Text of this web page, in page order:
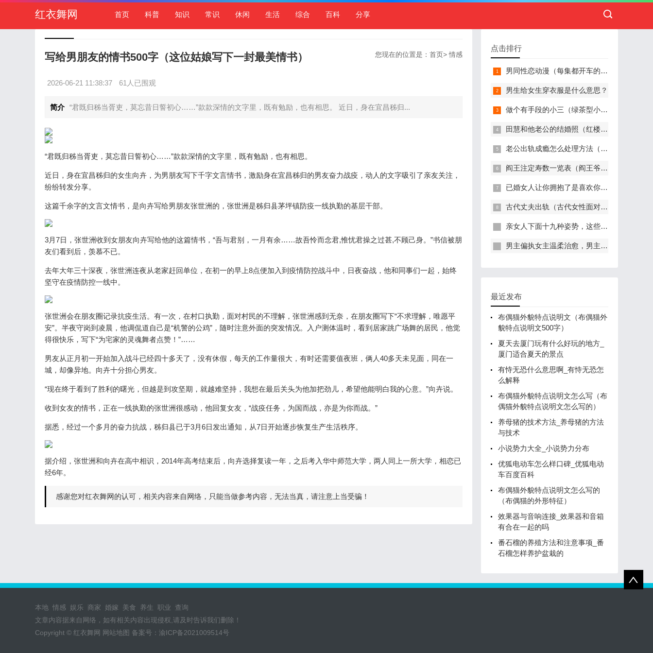
红衣舞网 首页 科普 知识 常识 休闲 生活 综合 百科 分享
您现在的位置是： 首页>情感
写给男朋友的情书500字（这位姑娘写下一封最美情书）
2026-06-21 11:38:37 61人已围观
简介 “君既归秭当胥吏，莫忘昔日誓初心……”款款深情的文字里，既有勉励，也有相思。 近日，身在宜昌秭归...
“君既归秭当胥吏，莫忘昔日誓初心……”款款深情的文字里，既有勉励，也有相思。
近日，身在宜昌秭归的女生向卉，为男朋友写下千字文言情书，激励身在宜昌秭归的男友奋力战疫，动人的文字吸引了亲友关注，
纷纷转发分享。
这篇千余字的文言文情书，是向卉写给男朋友张世洲的，张世洲是秭归县茅坪镇防疫一线执勤的基层干部。
3月7日，张世洲收到女朋友向卉写给他的这篇情书，“吾与君别，一月有余……故吾怜而念君,惟忧君操之过甚,不顾己身。”书信被朋
友们看到后，羡慕不已。
去年大年三十深夜，张世洲连夜从老家赶回单位，在初一的早上8点便加入到疫情防控战斗中，日夜奋战，他和同事们一起，始终
坚守在疫情防控一线中。
张世洲会在朋友圈记录抗疫生活。有一次，在村口执勤，面对村民的不理解，张世洲感到无奈，在朋友圈写下“不求理解，唯愿平
安”。半夜守岗到凌晨，他调侃道自己是“机警的公鸡”，随时注意外面的突发情况。入户测体温时，看到居家跳广场舞的居民，他觉
得很快乐，写下“为宅家的灵魂舞者点赞！”……
男友从正月初一开始加入战斗已经四十多天了，没有休假，每天的工作量很大，有时还需要值夜班，俩人40多天未见面，同在一
城，却像异地。向卉十分担心男友。
“现在终于看到了胜利的曙光，但越是到攻坚期，就越难坚持，我想在最后关头为他加把劲儿，希望他能明白我的心意。”向卉说。
收到女友的情书，正在一线执勤的张世洲很感动，他回复女友，“战疫任务，为国而战，亦是为你而战。”
据悉，经过一个多月的奋力抗战，秭归县已于3月6日发出通知，从7日开始逐步恢复生产生活秩序。
据介绍，张世洲和向卉在高中相识，2014年高考结束后，向卉选择复读一年，之后考入华中师范大学，两人同上一所大学，相恋已
经6年。
感谢您对红衣舞网的认可，相关内容来自网络，只能当做参考内容，无法当真，请注意上当受骗！
点击排行
男同性恋动漫（每集都开车的动漫有哪些）
男生给女生穿衣服是什么意思？
做个有手段的小三（绿茶型小三常用的手段）
田慧和他老公的结婚照（红楼梦香菱晒结婚照）
老公出轨成瘾怎么处理方法（面对老公频繁出轨怎么办）
阎王注定寿数一览表（阎王爷生死簿上到底写了什么）
已婚女人让你拥抱了是喜欢你吗（女生为何偏爱从背后被拥抱）
古代丈夫出轨（古代女性面对丈夫移情别恋）
亲女人下面十九种姿势，这些姿势需要了解一下
男主偏执女主温柔治愈，男主忠犬偏执只爱女主一人
最近发布
布偶猫外貌特点说明文（布偶猫外
貌特点说明文500字）
夏天去厦门玩有什么好玩的地方_
厦门适合夏天的景点
有恃无恐什么意思啊_有恃无恐怎
么解释
布偶猫外貌特点说明文怎么写（布
偶猫外貌特点说明文怎么写的）
养母猪的技术方法_养母猪的方法
与技术
小说势力大全_小说势力分布
优狐电动车怎么样口碑_优狐电动
车百度百科
布偶猫外貌特点说明文怎么写的
（布偶猫的外形特征）
效果器与音响连接_效果器和音箱
有合在一起的吗
番石榴的养殖方法和注意事项_番
石榴怎样养护盆栽的
本地 情感 娱乐 商家 婚嫁 美食 养生 职业
查询
文章内容据来自网络，如有相关内容出现侵权,请及时告诉我们删除！
Copyright © 红衣舞网 网站地图 备案号： 渝ICP备2021009514号